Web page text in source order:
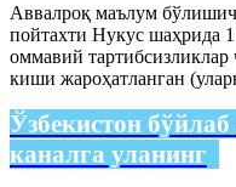
Аввалроқ маълум
пойтахти Нукус шаҳрида
оммавий
киши жароҳатланган
Ўзбекистон
каналга уланинг